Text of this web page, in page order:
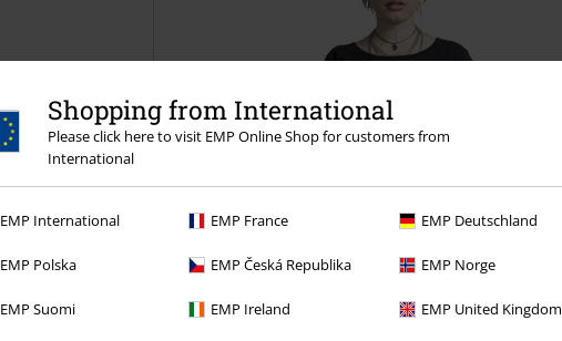
Shopping from International
Please click here to visit EMP Online Shop for customers from
International
EMP International EMP France EMP Deutschland
EMP Polska EMP Česká Republika EMP Norge
EMP Suomi EMP Ireland EMP United Kingdom